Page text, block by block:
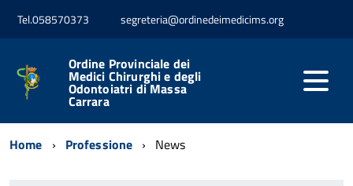
Tel.058570373 segreteria@ordinedeimedicims.org
Ordine Provinciale dei
Medici Chirurghi e degli
Odontoiatri di Massa
Carrara
Home Professione News